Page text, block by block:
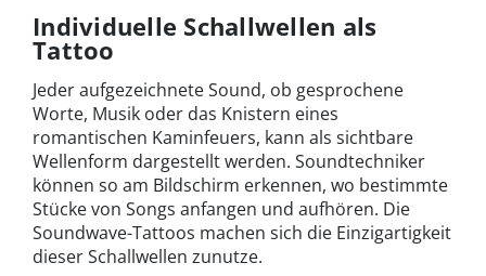
Individuelle Schallwellen als
Tattoo
Jeder aufgezeichnete Sound, ob gesprochene
Worte, Musik oder das Knistern eines
romantischen Kaminfeuers, kann als sichtbare
Wellenform dargestellt werden. Soundtechniker
können so am Bildschirm erkennen, wo bestimmte
Stücke von Songs anfangen und aufhören. Die
Soundwave-Tattoos machen sich die Einzigartigkeit
dieser Schallwellen zunutze.